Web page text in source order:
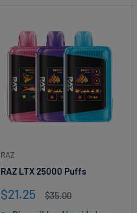
RAZ
RAZ LTX 25000 Puffs
Precio
$21.25
Precio
$35.00